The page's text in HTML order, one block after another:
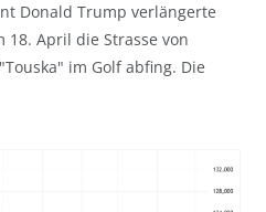
Donald Trump verlängerte
April die Strasse von
im Golf abfing. Die